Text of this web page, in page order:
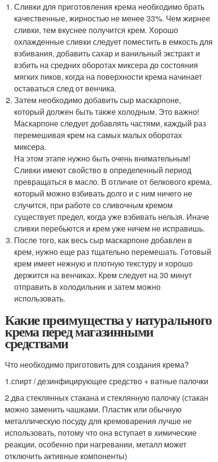
Сливки для приготовления крема необходимо брать
качественные, жирностью не менее 33%. Чем жирнее
сливки, тем вкуснее получится крем. Хорошо
охлажденные сливки следует поместить в емкость для
взбивания, добавить сахар и ванильный экстракт и
взбить на средних оборотах миксера до состояния
мягких пиков, когда на поверхности крема начинает
оставаться след от венчика.
Затем необходимо добавить сыр маскарпоне,
который должен быть также холодным. Это важно!
Маскарпоне следует добавлять частями, каждый раз
перемешивая крем на самых малых оборотах
миксера.
На этом этапе нужно быть очень внимательным!
Сливки имеют свойство в определенный период
превращаться в масло. В отличие от белкового крема,
который можно взбивать долго и с ним ничего не
случится, при работе со сливочным кремом
существует предел, когда уже взбивать нельзя. Иначе
сливки перебьются и крем уже ничем не исправишь.
После того, как весь сыр маскарпоне добавлен в
крем, нужно еще раз тщательно перемешать. Готовый
крем имеет нежную и плотную текстуру и хорошо
держится на венчиках. Крем следует на 30 минут
отправить в холодильник и затем можно
использовать.
Какие преимущества у натурального
крема перед магазинными
средствами
Что необходимо приготовить для создания крема?
1.спирт / дезинфицирующее средство + ватные палочки
2.два стеклянных стакана и стеклянную палочку (стакан
можно заменить чашками. Пластик или обычную
металлическую посуду для кремоварения лучше не
использовать, потому что она вступает в химические
реакции, особенно при нагревании, металл может
отключить активные компоненты)